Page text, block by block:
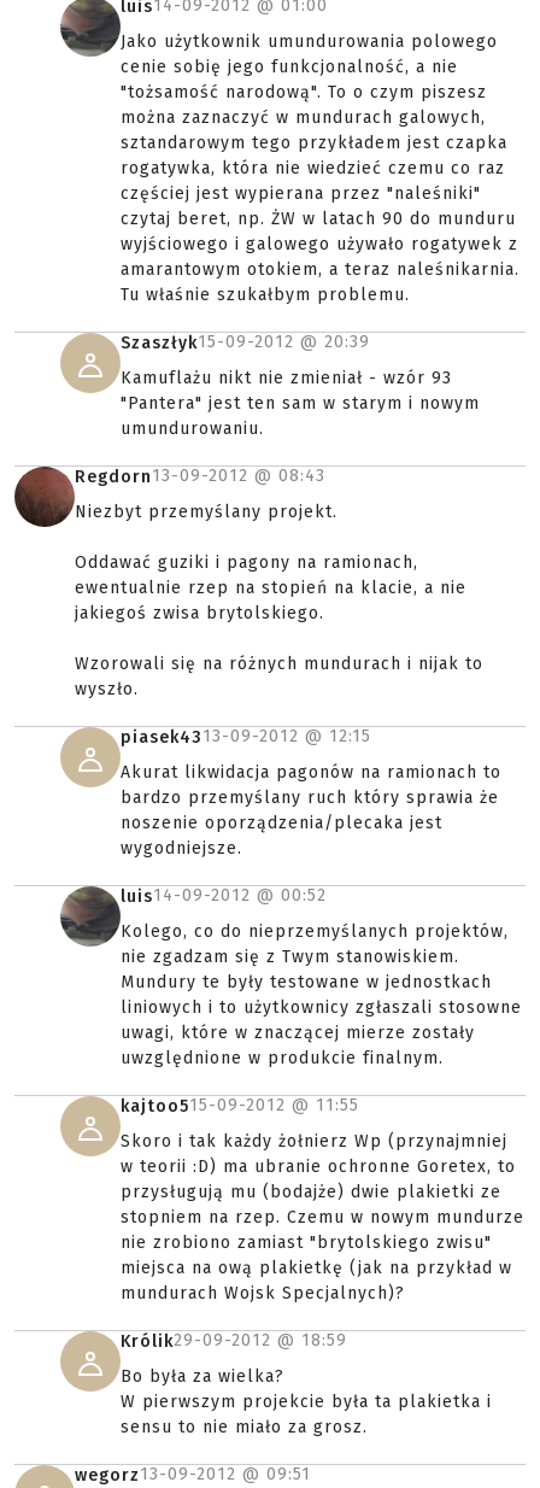
luis14-09-2012 @ 01:00
Jako użytkownik umundurowania polowego
cenie sobię jego funkcjonalność, a nie
"tożsamość narodową". To o czym piszesz
można zaznaczyć w mundurach galowych,
sztandarowym tego przykładem jest czapka
rogatywka, która nie wiedzieć czemu co raz
częściej jest wypierana przez "naleśniki"
czytaj beret, np. ŻW w latach 90 do munduru
wyjściowego i galowego używało rogatywek z
amarantowym otokiem, a teraz naleśnikarnia.
Tu właśnie szukałbym problemu.
Szaszłyk15-09-2012 @ 20:39
Kamuflażu nikt nie zmieniał - wzór 93
"Pantera" jest ten sam w starym i nowym
umundurowaniu.
Regdorn13-09-2012 @ 08:43
Niezbyt przemyślany projekt.
Oddawać guziki i pagony na ramionach,
ewentualnie rzep na stopień na klacie, a nie
jakiegoś zwisa brytolskiego.
Wzorowali się na różnych mundurach i nijak to
wyszło.
piasek4313-09-2012 @ 12:15
Akurat likwidacja pagonów na ramionach to
bardzo przemyślany ruch który sprawia że
noszenie oporządzenia/plecaka jest
wygodniejsze.
luis14-09-2012 @ 00:52
Kolego, co do nieprzemyślanych projektów,
nie zgadzam się z Twym stanowiskiem.
Mundury te były testowane w jednostkach
liniowych i to użytkownicy zgłaszali stosowne
uwagi, które w znaczącej mierze zostały
uwzględnione w produkcie finalnym.
kajtoo515-09-2012 @ 11:55
Skoro i tak każdy żołnierz Wp (przynajmniej
w teorii :D) ma ubranie ochronne Goretex, to
przysługują mu (bodajże) dwie plakietki ze
stopniem na rzep. Czemu w nowym mundurze
nie zrobiono zamiast "brytolskiego zwisu"
miejsca na ową plakietkę (jak na przykład w
mundurach Wojsk Specjalnych)?
Królik29-09-2012 @ 18:59
Bo była za wielka?
W pierwszym projekcie była ta plakietka i
sensu to nie miało za grosz.
wegorz13-09-2012 @ 09:51